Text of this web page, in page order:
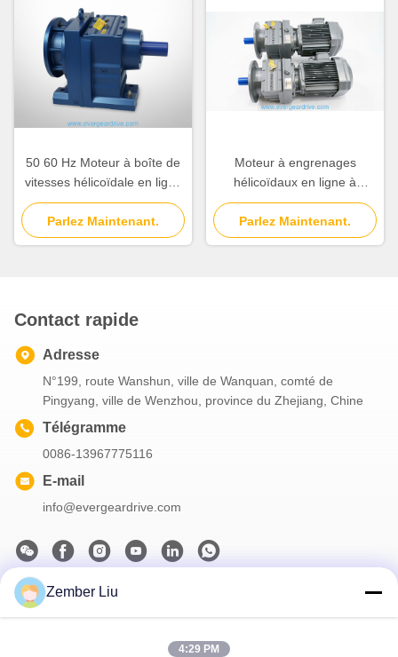
50 60 Hz Moteur à boîte de
vitesses hélicoïdale en ligne
Offrant le couple de sortie
110 15300KNm Convient
pour les systèmes
Parlez Maintenant.
Moteur à engrenages
hélicoïdaux en ligne à
ventilation forcée conçu pour
supporter des charges
comprises entre 6,2 kg et
Parlez Maintenant.
Contact rapide
Adresse
N°199, route Wanshun, ville de Wanquan, comté de
Pingyang, ville de Wenzhou, province du Zhejiang, Chine
Télégramme
0086-13967775116
E-mail
info@evergeardrive.com
Notre newsletter
Zember Liu
4:29 PM